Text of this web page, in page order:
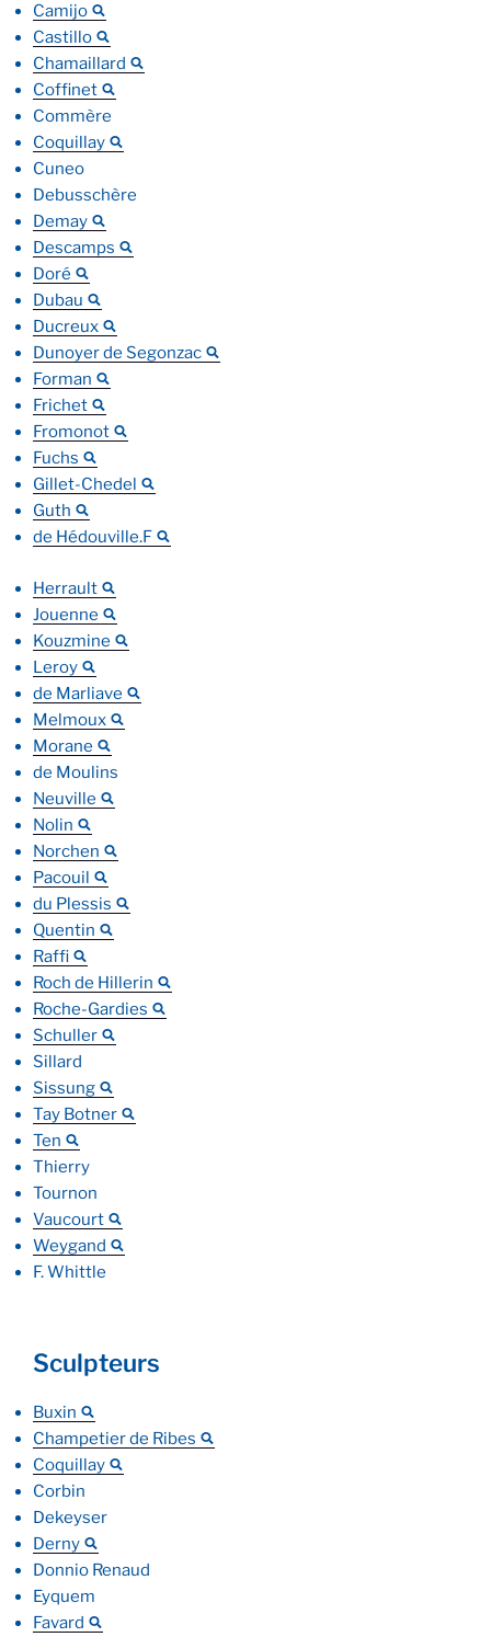
Camijo
Castillo
Chamaillard
Coffinet
Commère
Coquillay
Cuneo
Debusschère
Demay
Descamps
Doré
Dubau
Ducreux
Dunoyer de Segonzac
Forman
Frichet
Fromonot
Fuchs
Gillet-Chedel
Guth
de Hédouville.F
Herrault
Jouenne
Kouzmine
Leroy
de Marliave
Melmoux
Morane
de Moulins
Neuville
Nolin
Norchen
Pacouil
du Plessis
Quentin
Raffi
Roch de Hillerin
Roche-Gardies
Schuller
Sillard
Sissung
Tay Botner
Ten
Thierry
Tournon
Vaucourt
Weygand
F. Whittle
Sculpteurs
Buxin
Champetier de Ribes
Coquillay
Corbin
Dekeyser
Derny
Donnio Renaud
Eyquem
Favard